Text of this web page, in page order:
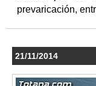
prevaricación,
21/11/2014